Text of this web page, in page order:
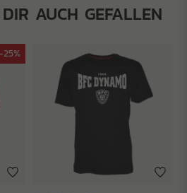
AUCH GEFALLEN